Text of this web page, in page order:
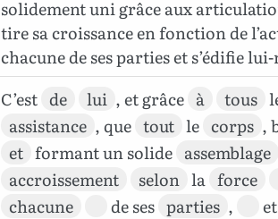
solidement uni grâce aux
tire sa croissance en fonction de
chacune de ses parties et s’édifie
C’est de lui , et grâce à tous
assistance , que tout le corps ,
et formant un solide assemblage
accroissement
selon la force
chacune
de ses parties , et